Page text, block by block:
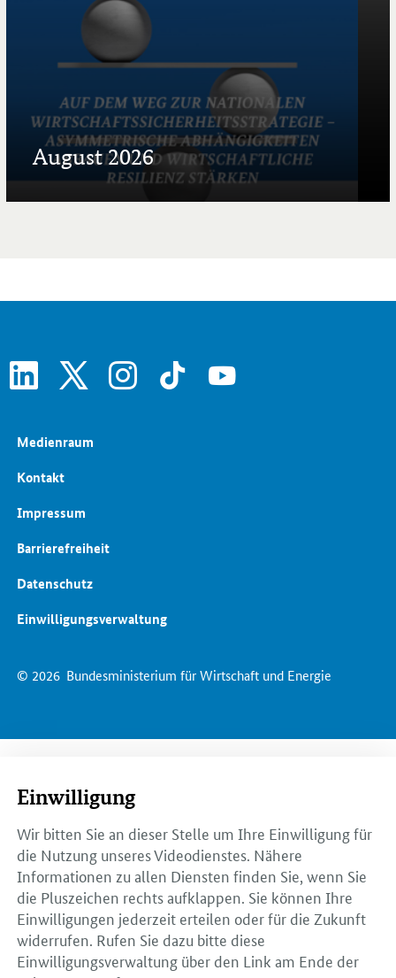
August 2026
linkedin instagram tiktok youtube
© 2026 Bundesministerium für Wirtschaft und Energie
Medienraum
Kontakt
Impressum
Barrierefreiheit
Datenschutz
Einwilligungsverwaltung
Einwilligung
Wir bitten Sie an dieser Stelle um Ihre Einwilligung für
die Nutzung unseres Videodienstes. Nähere
Informationen zu allen Diensten finden Sie, wenn Sie
die Pluszeichen rechts aufklappen. Sie können Ihre
Einwilligungen jederzeit erteilen oder für die Zukunft
widerrufen. Rufen Sie dazu bitte diese
Einwilligungsverwaltung über den Link am Ende der